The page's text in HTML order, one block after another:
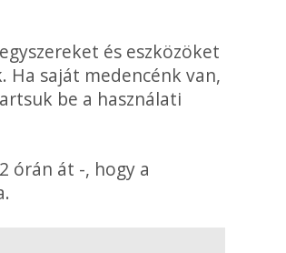
és eszközöket
Ha saját medencénk van,
be a használati
órán át -, hogy a